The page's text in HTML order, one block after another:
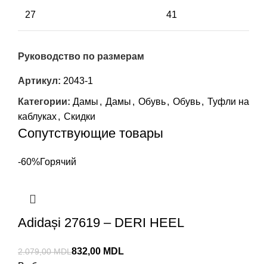
27 41
Руководство по размерам
Артикул: 2043-1
Категории: Дамы , Дамы , Обувь, Обувь, Туфли на
каблуках, Скидки
Сопутствующие товары
-60%Горячий
Adidași 27619 – DERI HEEL
2.079,00MDL832,00 MDL